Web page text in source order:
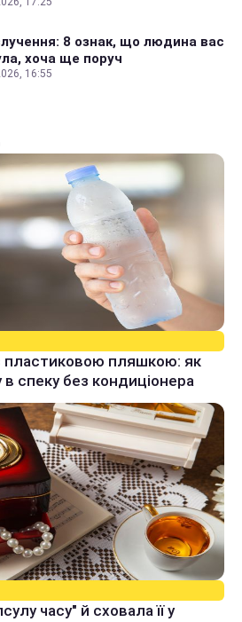
8 ознак, що людина вас
хоча ще поруч
16:55
пластиковою пляшкою: як
спеку без кондиціонера
часу" й сховала її у